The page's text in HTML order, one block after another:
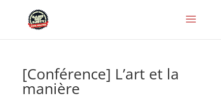
[Conférence] L’art et la
manière